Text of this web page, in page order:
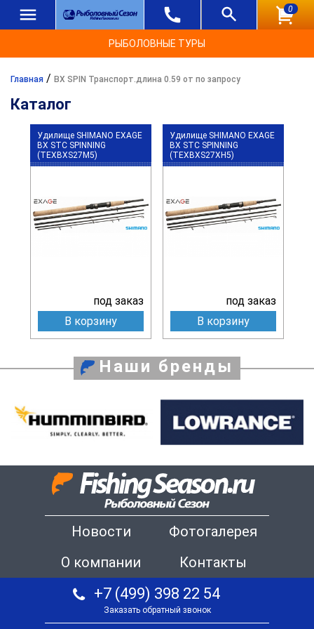
0
РЫБОЛОВНЫЕ ТУРЫ
Главная / BX SPIN Транспорт.длина 0.59 от по запросу
Каталог
Удилище SHIMANO EXAGE
BX STC SPINNING
(TEXBXS27M5)
под заказ
В корзину
Удилище SHIMANO EXAGE
BX STC SPINNING
(TEXBXS27XH5)
под заказ
В корзину
Наши бренды
Новости
Фотогалерея
О компании
Контакты
+7 (499) 398 22 54
Заказать обратный звонок